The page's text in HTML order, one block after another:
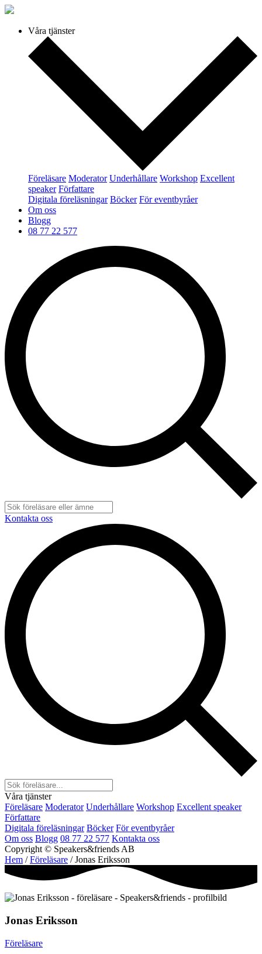
Våra tjänster
Föreläsare Moderator Underhållare Workshop Excellent
speaker Författare
Digitala föreläsningar Böcker För eventbyråer
Om oss
Blogg
08 77 22 577
Kontakta oss
Våra tjänster
Föreläsare Moderator Underhållare Workshop Excellent speaker
Författare
Digitala föreläsningar Böcker För eventbyråer
Om oss Blogg 08 77 22 577 Kontakta oss
Copyright © Speakers&friends AB
Hem /Föreläsare / Jonas Eriksson
Jonas Eriksson
Föreläsare